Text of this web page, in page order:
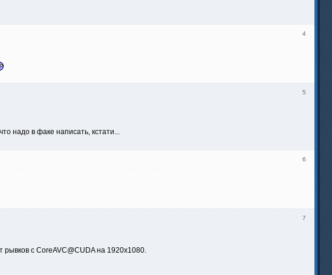
4
5
надо в факе написать, кстати...
6
7
с CoreAVC@CUDA на 1920х1080.